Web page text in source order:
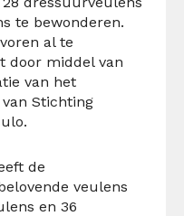
te bewonderen.
al te
door middel van
van het
Stichting
de
veulens
en 36